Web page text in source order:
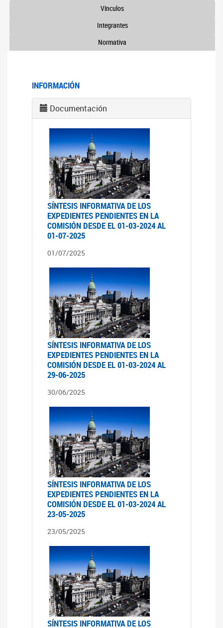
Vínculos
Integrantes
Normativa
INFORMACIÓN
Documentación
SÍNTESIS INFORMATIVA DE LOS
EXPEDIENTES PENDIENTES EN LA
COMISIÓN DESDE EL 01-03-2024 AL
01-07-2025
01/07/2025
SÍNTESIS INFORMATIVA DE LOS
EXPEDIENTES PENDIENTES EN LA
COMISIÓN DESDE EL 01-03-2024 AL
29-06-2025
30/06/2025
SÍNTESIS INFORMATIVA DE LOS
EXPEDIENTES PENDIENTES EN LA
COMISIÓN DESDE EL 01-03-2024 AL
23-05-2025
23/05/2025
SÍNTESIS INFORMATIVA DE LOS